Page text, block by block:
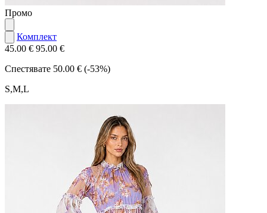
Промо
Комплект
45.00 € 95.00 €
Спестявате 50.00 € (-53%)
S,M,L